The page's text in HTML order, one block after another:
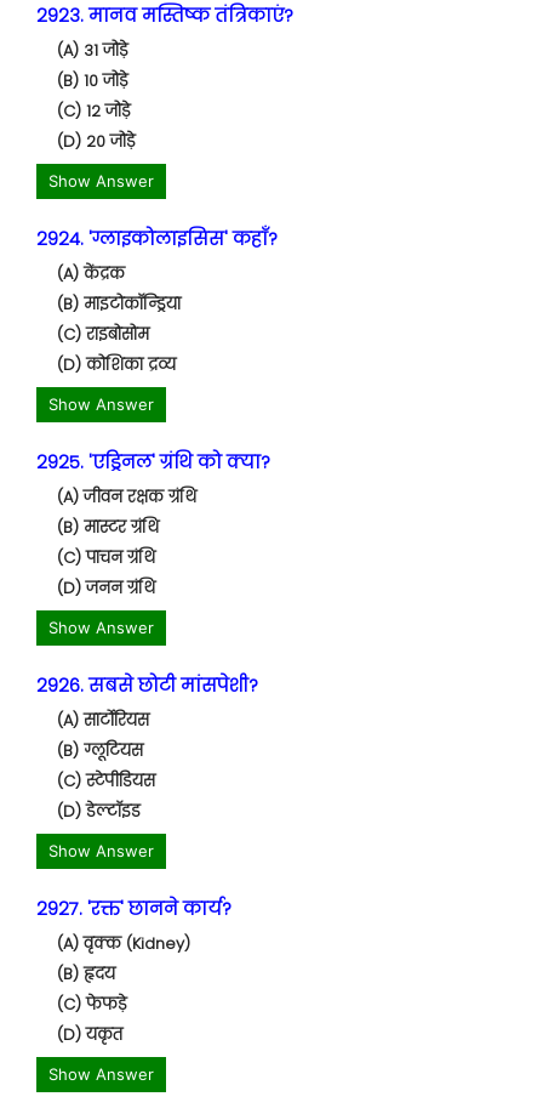
2923. मानव मस्तिष्क तंत्रिकाएं?
(A) 31 जोड़े
(B) 10 जोड़े
(C) 12 जोड़े
(D) 20 जोड़े
Show Answer
2924. 'ग्लाइकोलाइसिस' कहाँ?
(A) केंद्रक
(B) माइटोकॉन्ड्रिया
(C) राइबोसोम
(D) कोशिका द्रव्य
Show Answer
2925. 'एड्रिनल' ग्रंथि को क्या?
(A) जीवन रक्षक ग्रंथि
(B) मास्टर ग्रंथि
(C) पाचन ग्रंथि
(D) जनन ग्रंथि
Show Answer
2926. सबसे छोटी मांसपेशी?
(A) सार्टोरियस
(B) ग्लूटियस
(C) स्टेपीडियस
(D) डेल्टॉइड
Show Answer
2927. 'रक्त' छानने कार्य?
(A) वृक्क (Kidney)
(B) हृदय
(C) फेफड़े
(D) यकृत
Show Answer